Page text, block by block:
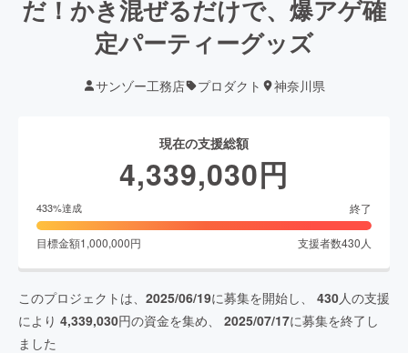
だ！かき混ぜるだけで、爆アゲ確
定パーティーグッズ
サンゾー工務店 プロダクト 神奈川県
現在の支援総額
4,339,030円
433%達成 終了
目標金額1,000,000円 支援者数430 人
このプロジェクトは、 2025/06/19に募集を開始し、 430人の支援
により 4,339,030円の資金を集め、 2025/07/17に募集を終了し
ました